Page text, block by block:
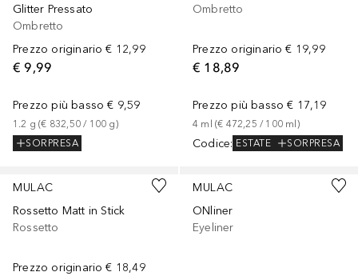
Glitter Pressato
Ombretto
Prezzo originario € 12,99
€ 9,99
Prezzo più basso € 9,59
1.2 g (€ 832,50 / 100 g)
SORPRESA
Ombretto
Prezzo originario € 19,99
€ 18,89
Prezzo più basso € 17,19
4 ml (€ 472,25 / 100 ml)
Codice: ESTATE SORPRESA
MULAC
Rossetto Matt in Stick
Rossetto
Prezzo originario € 18,49
+6
MULAC
ONliner
Eyeliner